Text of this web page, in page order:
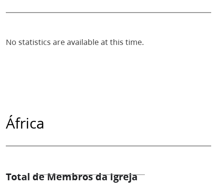
No statistics are available at this time.
África
Total de Membros da Igreja